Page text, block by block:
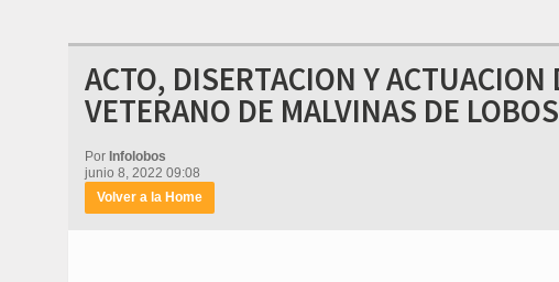
ACTO, DISERTACION Y
VETERANO DE MALVINAS DE LOBOS
Por Infolobos
junio 8, 2022 09:08
Volver a la Home